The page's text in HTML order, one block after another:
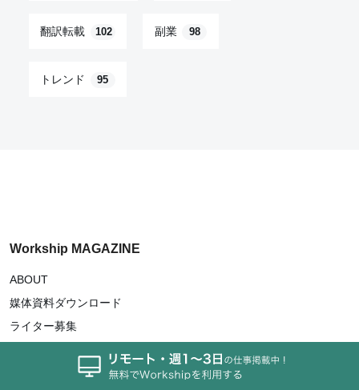
翻訳転載 102 副業 98
トレンド 95
Workship MAGAZINE
ABOUT
媒体資料ダウンロード
ライター募集